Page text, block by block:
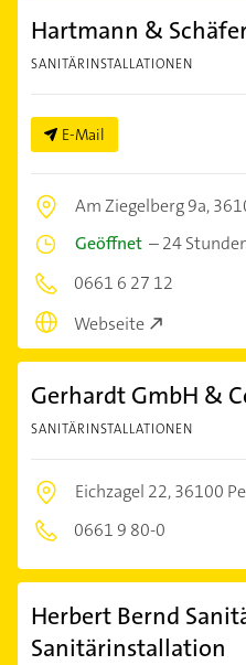
Hartmann &
SANITÄRINSTALLATIONEN
E-Mail
Am Ziegelberg 9a,
Geöffnet –24
0661 6 27 12
Webseite
Gerhardt GmbH &
SANITÄRINSTALLATIONEN
Eichzagel 22,36100
0661 9 80-0
Herbert Bernd
Sanitärinstallation